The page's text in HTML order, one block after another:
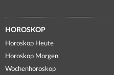
HOROSKOP
Horoskop Heute
Horoskop Morgen
Wochenhoroskop